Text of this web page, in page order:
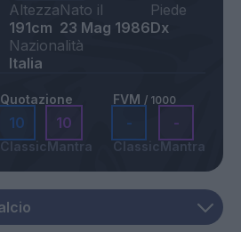
Altezza
191cm
Nato il
23 Mag 1986
Piede
Dx
Nazionalità
Italia
Quotazione
10
Classic
10
Mantra
FVM / 1000
-
Classic
-
Mantra